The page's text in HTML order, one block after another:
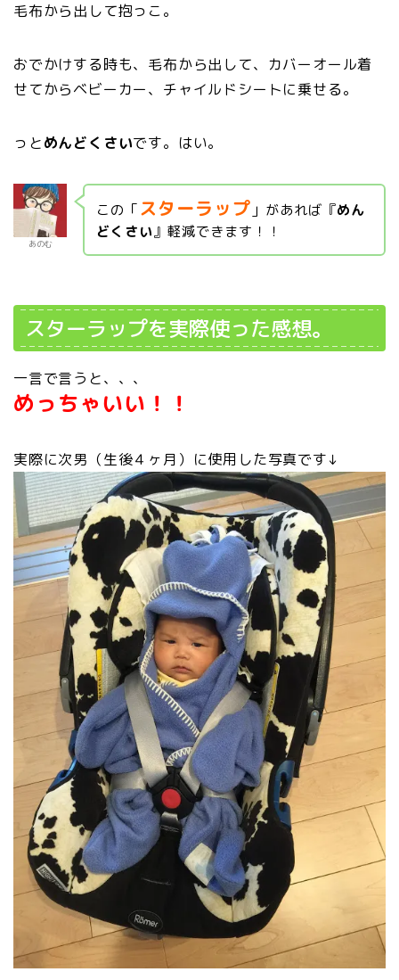
毛布から出して抱っこ。
おでかけする時も、毛布から出して、カバーオール着
せてからベビーカー、チャイルドシートに乗せる。
っとめんどくさいです。はい。
あのむ
この「スターラップ 」があれば『めん
どくさい』軽減できます！！
スターラップを実際使った感想。
一言で言うと、、、
めっちゃいい！！
実際に次男（生後４ヶ月）に使用した写真です↓